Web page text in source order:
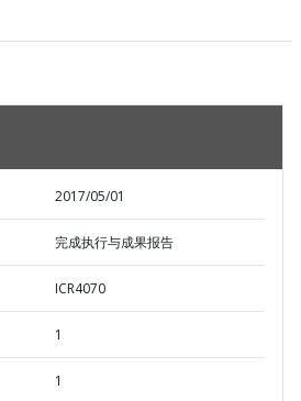
2017/05/01
完成执行与成果报告
ICR4070
1
1